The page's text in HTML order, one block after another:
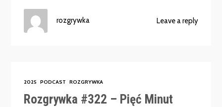
Leave a reply
rozgrywka
2025 PODCAST ROZGRYWKA
Rozgrywka #322 – Pięć Minut